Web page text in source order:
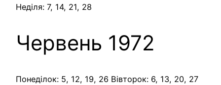
Неділя: 7, 14, 21, 28
Червень 1972
Понеділок: 5, 12, 19, 26 Вівторок: 6, 13, 20, 27